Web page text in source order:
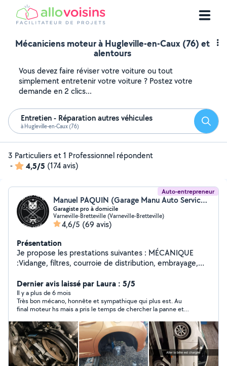
Mécaniciens moteur à Hugleville-en-Caux (76) et
alentours
Vous devez faire réviser votre voiture ou tout
simplement entretenir votre voiture ? Postez votre
demande en 2 clics...
Entretien - Réparation autres véhicules
à Hugleville-en-Caux (76)
3 Particuliers et 1 Professionnel répondent
-
4,5/5 (174 avis)
Auto-entrepreneur
Manuel PAQUIN (Garage Manu Auto Services)
Garagiste pro à domicile
Varneville-Bretteville (Varneville-Bretteville)
4,6/5 (69 avis)
Présentation
Je propose les prestations suivantes : MÉCANIQUE
:Vidange, filtres, courroie de distribution, embrayage,
amortisseurs, pneus
Dernier avis laissé par Laura : 5/5
Il y a plus de 6 mois
Très bon mécano, honnête et sympathique qui plus est. Au
final moteur hs mais a pris le temps de chercher la panne et